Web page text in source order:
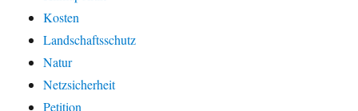
Kosten
Landschaftsschutz
Natur
Netzsicherheit
Petition